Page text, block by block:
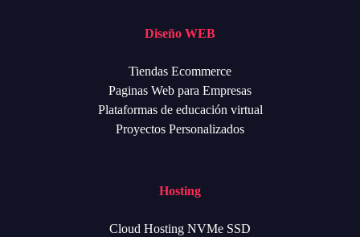
Diseño WEB
Tiendas Ecommerce
Paginas Web para Empresas
Plataformas de educación virtual
Proyectos Personalizados
Hosting
Cloud Hosting NVMe SSD